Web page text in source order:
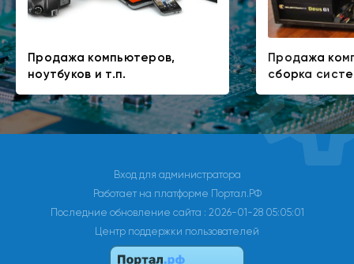
Продажа компьютеров,
ноутбуков и т.п.
Продажа
сборка
Вход для администратора
Работает на платформе Портал.РФ
Последние обновление сайта : 2026-01-28 05:05:01
Центр поддержки пользователей